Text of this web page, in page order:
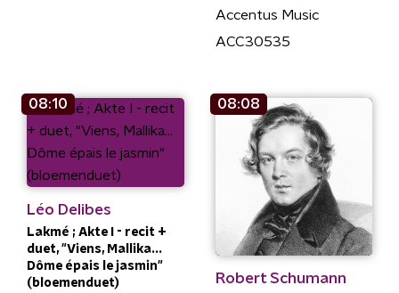
Accentus Music
ACC30535
08:10
Léo Delibes
Lakmé ; Akte I - recit +
duet, "Viens, Mallika...
Dôme épais le jasmin"
(bloemenduet)
08:08
Robert Schumann